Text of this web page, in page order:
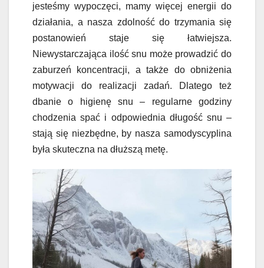
jesteśmy wypoczęci, mamy więcej energii do
działania, a nasza zdolność do trzymania się
postanowień staje się łatwiejsza.
Niewystarczająca ilość snu może prowadzić do
zaburzeń koncentracji, a także do obniżenia
motywacji do realizacji zadań. Dlatego też
dbanie o higienę snu – regularne godziny
chodzenia spać i odpowiednia długość snu –
stają się niezbędne, by nasza samodyscyplina
była skuteczna na dłuższą metę.